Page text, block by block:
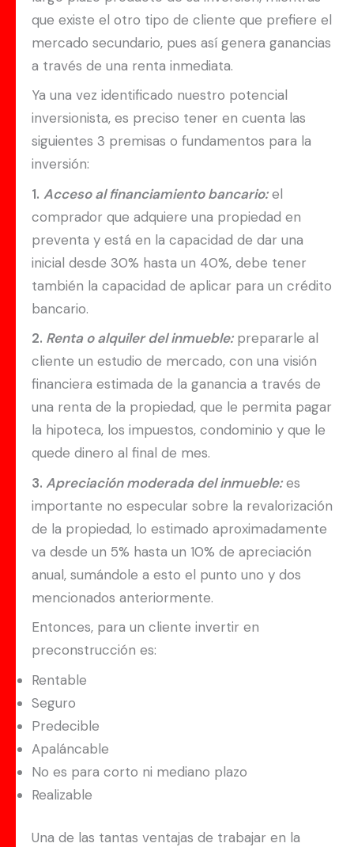
que existe el otro tipo de cliente que prefiere el
mercado secundario, pues así genera ganancias
a través de una renta inmediata.
Ya una vez identificado nuestro potencial
inversionista, es preciso tener en cuenta las
siguientes 3 premisas o fundamentos para la
inversión:
1. Acceso al financiamiento bancario:el
comprador que adquiere una propiedad en
preventa y está en la capacidad de dar una
inicial desde 30% hasta un 40%, debe tener
también la capacidad de aplicar para un crédito
bancario.
2. Renta o alquiler del inmueble:prepararle al
cliente un estudio de mercado, con una visión
financiera estimada de la ganancia a través de
una renta de la propiedad, que le permita pagar
la hipoteca, los impuestos, condominio y que le
quede dinero al final de mes.
3. Apreciación moderada del inmueble:es
importante no especular sobre la revalorización
de la propiedad, lo estimado aproximadamente
va desde un 5% hasta un 10% de apreciación
anual, sumándole a esto el punto uno y dos
mencionados anteriormente.
Entonces, para un cliente invertir en
preconstrucción es:
Rentable
Seguro
Predecible
Apaláncable
No es para corto ni mediano plazo
Realizable
Una de las tantas ventajas de trabajar en la